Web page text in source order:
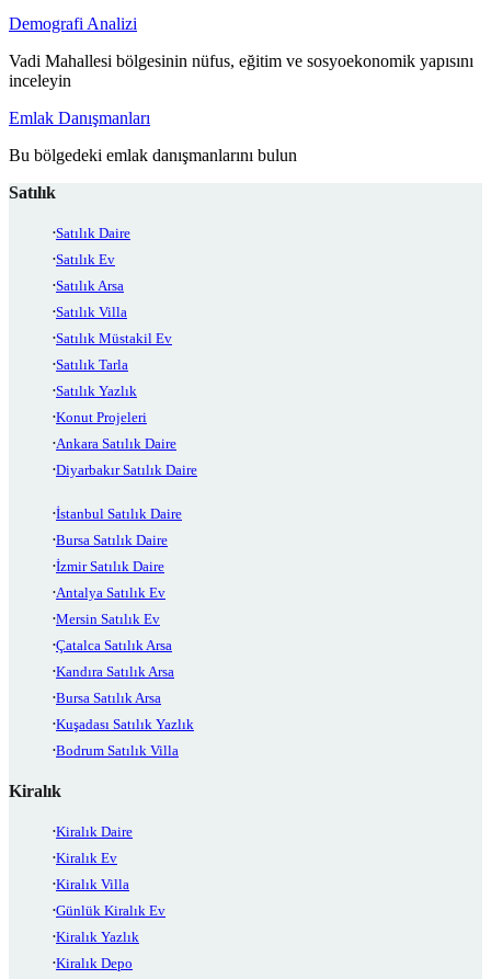
Demografi Analizi
Vadi Mahallesi bölgesinin nüfus, eğitim ve sosyoekonomik yapısını
inceleyin
Emlak Danışmanları
Bu bölgedeki emlak danışmanlarını bulun
Satılık
Satılık Daire
Satılık Ev
Satılık Arsa
Satılık Villa
Satılık Müstakil Ev
Satılık Tarla
Satılık Yazlık
Konut Projeleri
Ankara Satılık Daire
Diyarbakır Satılık Daire
İstanbul Satılık Daire
Bursa Satılık Daire
İzmir Satılık Daire
Antalya Satılık Ev
Mersin Satılık Ev
Çatalca Satılık Arsa
Kandıra Satılık Arsa
Bursa Satılık Arsa
Kuşadası Satılık Yazlık
Bodrum Satılık Villa
Kiralık
Kiralık Daire
Kiralık Ev
Kiralık Villa
Günlük Kiralık Ev
Kiralık Yazlık
Kiralık Depo